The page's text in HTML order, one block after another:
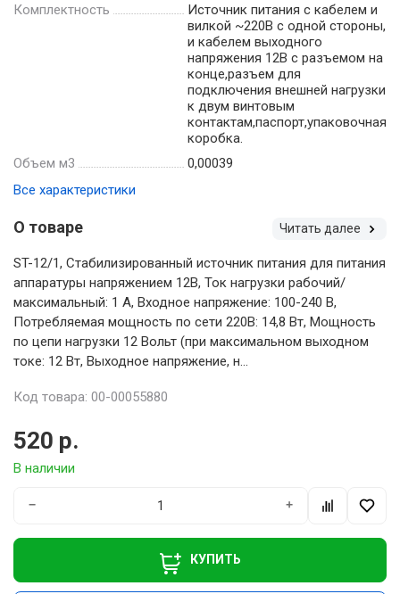
Комплектность
Источник питания с кабелем и
вилкой ~220В с одной стороны,
и кабелем выходного
напряжения 12В с разъемом на
конце,разъем для
подключения внешней нагрузки
к двум винтовым
контактам,паспорт,упаковочная
коробка.
Объем м3
0,00039
Все характеристики
О товаре Читать далее
ST-12/1, Стабилизированный источник питания для питания
аппаратуры напряжением 12В, Ток нагрузки рабочий/
максимальный: 1 А, Входное напряжение: 100-240 В,
Потребляемая мощность по сети 220В: 14,8 Вт, Мощность
по цепи нагрузки 12 Вольт (при максимальном выходном
токе: 12 Вт, Выходное напряжение, н...
Код товара: 00-00055880
520 р.
В наличии
− +
КУПИТЬ